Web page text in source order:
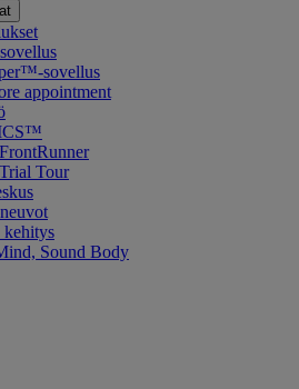
sovellus
appointment
Tour
kehitys
Sound Body